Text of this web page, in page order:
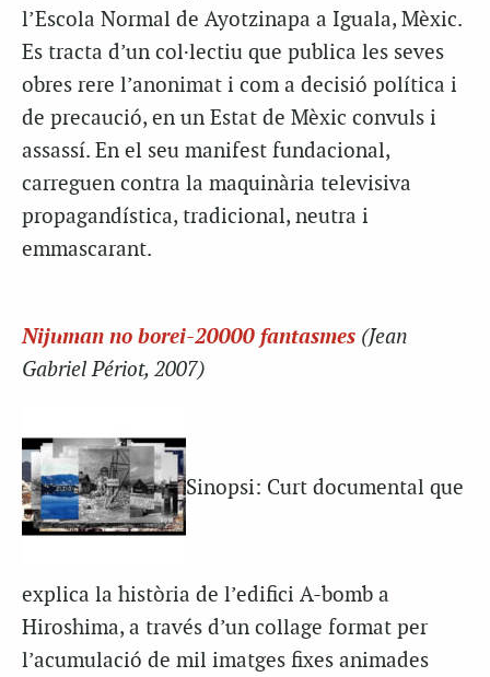
l’Escola Normal de Ayotzinapa a Iguala, Mèxic.
Es tracta d’un col·lectiu que publica les seves
obres rere l’anonimat i com a decisió política i
de precaució, en un Estat de Mèxic convuls i
assassí. En el seu manifest fundacional,
carreguen contra la maquinària televisiva
propagandística, tradicional, neutra i
emmascarant.
Nijuman no borei-20000 fantasmes (Jean
Gabriel Périot, 2007)
Sinopsi: Curt documental que
explica la història de l’edifici A-bomb a
Hiroshima, a través d’un collage format per
l’acumulació de mil imatges fixes animades